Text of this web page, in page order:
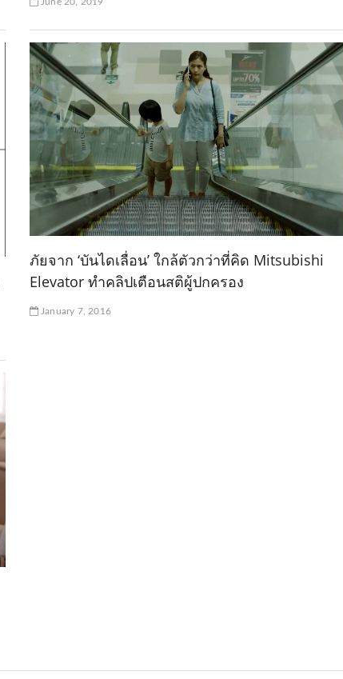
ภัยจาก ‘บันไดเลื่อน’ ใกล้ตัวกว่าที่คิด Mitsubishi
Elevator ทำคลิปเตือนสติผู้ปกครอง
January 7, 2016